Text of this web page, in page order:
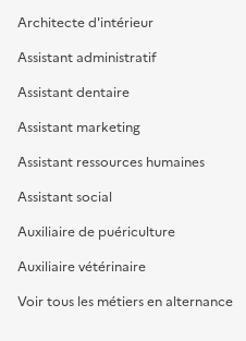
Architecte d'intérieur
Assistant administratif
Assistant dentaire
Assistant marketing
Assistant ressources humaines
Assistant social
Auxiliaire de puériculture
Auxiliaire vétérinaire
Voir tous les métiers en alternance